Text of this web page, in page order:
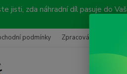
jisti, zda náhradní díl pasuje do
podmínky Zpracování objednávky